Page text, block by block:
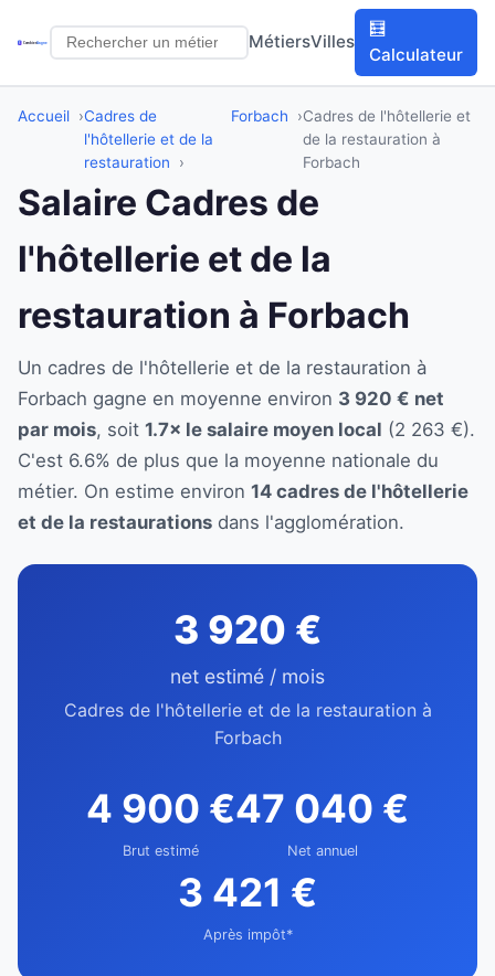
MétiersVilles
🧮
Calculateur
Accueil
Cadres de
l'hôtellerie et de la
restauration
Forbach
Cadres de l'hôtellerie et
de la restauration à
Forbach
Salaire Cadres de
l'hôtellerie et de la
restauration à Forbach
Un cadres de l'hôtellerie et de la restauration à
Forbach gagne en moyenne environ 3 920 € net
par mois, soit 1.7× le salaire moyen local (2 263 €).
C'est 6.6% de plus que la moyenne nationale du
métier. On estime environ 14 cadres de l'hôtellerie
et de la restaurations dans l'agglomération.
3 920 €
net estimé / mois
Cadres de l'hôtellerie et de la restauration à
Forbach
4 900 €
Brut estimé
47 040 €
Net annuel
3 421 €
Après impôt*